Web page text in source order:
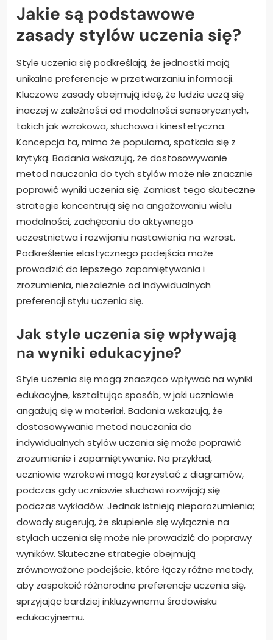
Jakie są podstawowe
zasady stylów uczenia się?
Style uczenia się podkreślają, że jednostki mają
unikalne preferencje w przetwarzaniu informacji.
Kluczowe zasady obejmują ideę, że ludzie uczą się
inaczej w zależności od modalności sensorycznych,
takich jak wzrokowa, słuchowa i kinestetyczna.
Koncepcja ta, mimo że popularna, spotkała się z
krytyką. Badania wskazują, że dostosowywanie
metod nauczania do tych stylów może nie znacznie
poprawić wyniki uczenia się. Zamiast tego skuteczne
strategie koncentrują się na angażowaniu wielu
modalności, zachęcaniu do aktywnego
uczestnictwa i rozwijaniu nastawienia na wzrost.
Podkreślenie elastycznego podejścia może
prowadzić do lepszego zapamiętywania i
zrozumienia, niezależnie od indywidualnych
preferencji stylu uczenia się.
Jak style uczenia się wpływają
na wyniki edukacyjne?
Style uczenia się mogą znacząco wpływać na wyniki
edukacyjne, kształtując sposób, w jaki uczniowie
angażują się w materiał. Badania wskazują, że
dostosowywanie metod nauczania do
indywidualnych stylów uczenia się może poprawić
zrozumienie i zapamiętywanie. Na przykład,
uczniowie wzrokowi mogą korzystać z diagramów,
podczas gdy uczniowie słuchowi rozwijają się
podczas wykładów. Jednak istnieją nieporozumienia;
dowody sugerują, że skupienie się wyłącznie na
stylach uczenia się może nie prowadzić do poprawy
wyników. Skuteczne strategie obejmują
zrównoważone podejście, które łączy różne metody,
aby zaspokoić różnorodne preferencje uczenia się,
sprzyjając bardziej inkluzywnemu środowisku
edukacyjnemu.